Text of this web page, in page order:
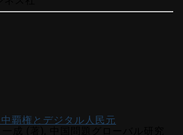
覇権とデジタル人民元